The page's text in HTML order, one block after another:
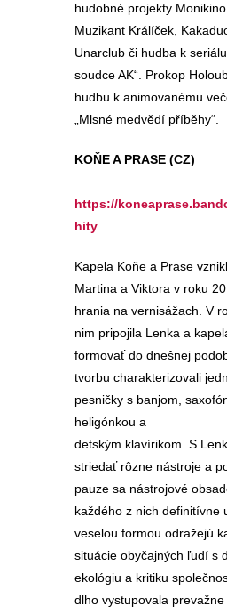
hudobné projekty Monikino
Muzikant Králíček,
Unarclub či hudba k
soudce AK“. Prokop
hudbu k animovanému
„Mlsné medvědí příběhy“.
KOŇE A PRASE (CZ)
https://
hity
Kapela Koňe a Prase
Martina a Viktora v roku
hrania na vernisážach. V
nim pripojila Lenka a
formovať do dnešnej
tvorbu charakterizovali
pesničky s banjom,
heligónkou a
detským klavírikom. S
striedať rôzne nástroje a
pauze sa nástrojové
každého z nich definitívne
veselou formou odražejú
situácie obyčajných ľudí s
ekológiu a kritiku
dlho vystupovala